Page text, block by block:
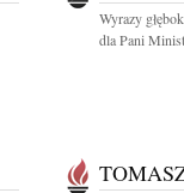
Wyrazy
dla Pani